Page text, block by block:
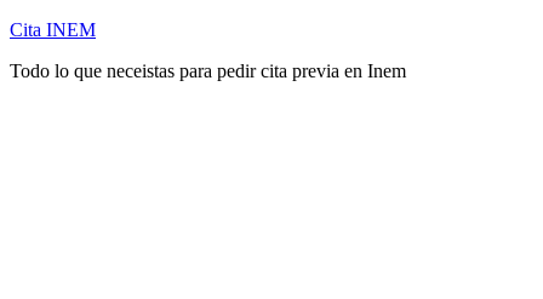
Cita INEM
Todo lo que neceistas para pedir cita previa en Inem